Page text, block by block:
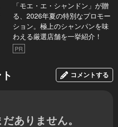
「モエ・エ・シャンドン」が贈
る、2026年夏の特別なプロモー
ション。極上のシャンパンを味
わえる厳選店舗を一挙紹介！
PR
コメントする
ありません。